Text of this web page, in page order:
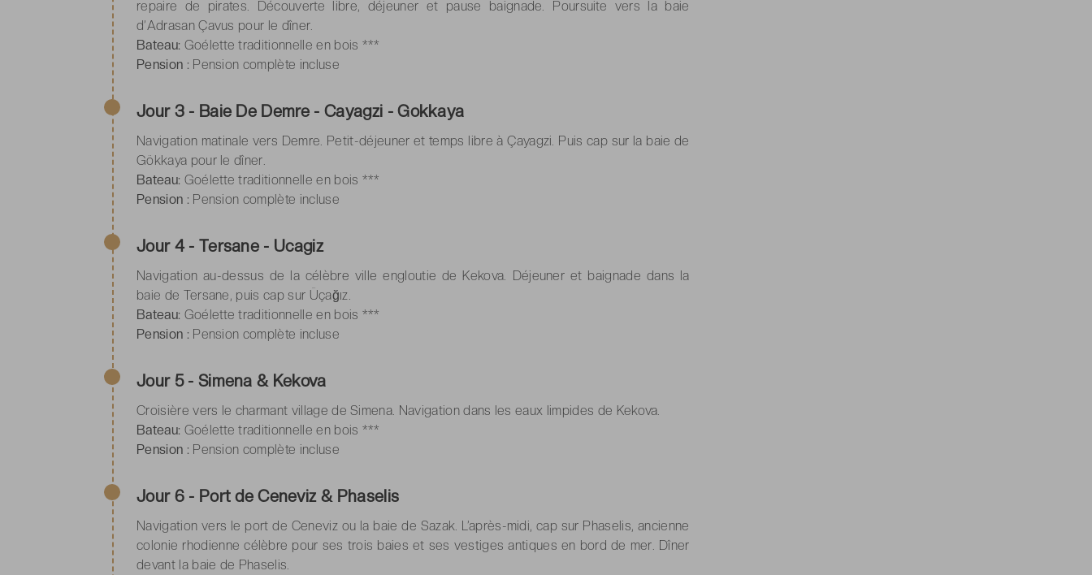
repaire de pirates. Découverte libre, déjeuner et pause baignade. Poursuite vers la baie
d’Adrasan Çavus pour le dîner.
Bateau: Goélette traditionnelle en bois ***
Pension : Pension complète incluse
Jour 3 - Baie De Demre - Cayagzi - Gokkaya
Navigation matinale vers Demre. Petit-déjeuner et temps libre à Çayagzi. Puis cap sur la baie de
Gökkaya pour le dîner.
Bateau: Goélette traditionnelle en bois ***
Pension : Pension complète incluse
Jour 4 - Tersane - Ucagiz
Navigation au-dessus de la célèbre ville engloutie de Kekova. Déjeuner et baignade dans la
baie de Tersane, puis cap sur Üçağız.
Bateau: Goélette traditionnelle en bois ***
Pension : Pension complète incluse
Jour 5 - Simena & Kekova
Croisière vers le charmant village de Simena. Navigation dans les eaux limpides de Kekova.
Bateau: Goélette traditionnelle en bois ***
Pension : Pension complète incluse
Jour 6 - Port de Ceneviz & Phaselis
Navigation vers le port de Ceneviz ou la baie de Sazak. L’après-midi, cap sur Phaselis, ancienne
colonie rhodienne célèbre pour ses trois baies et ses vestiges antiques en bord de mer. Dîner
devant la baie de Phaselis.